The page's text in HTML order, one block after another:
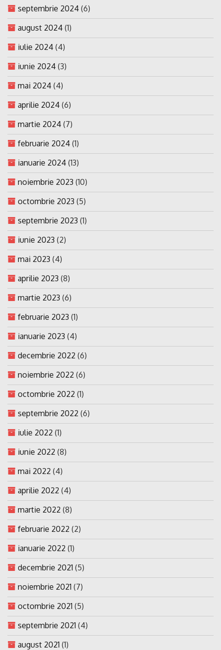
septembrie 2024 (6)
august 2024 (1)
iulie 2024 (4)
iunie 2024 (3)
mai 2024 (4)
aprilie 2024 (6)
martie 2024 (7)
februarie 2024 (1)
ianuarie 2024 (13)
noiembrie 2023 (10)
octombrie 2023 (5)
septembrie 2023 (1)
iunie 2023 (2)
mai 2023 (4)
aprilie 2023 (8)
martie 2023 (6)
februarie 2023 (1)
ianuarie 2023 (4)
decembrie 2022 (6)
noiembrie 2022 (6)
octombrie 2022 (1)
septembrie 2022 (6)
iulie 2022 (1)
iunie 2022 (8)
mai 2022 (4)
aprilie 2022 (4)
martie 2022 (8)
februarie 2022 (2)
ianuarie 2022 (1)
decembrie 2021 (5)
noiembrie 2021 (7)
octombrie 2021 (5)
septembrie 2021 (4)
august 2021 (1)